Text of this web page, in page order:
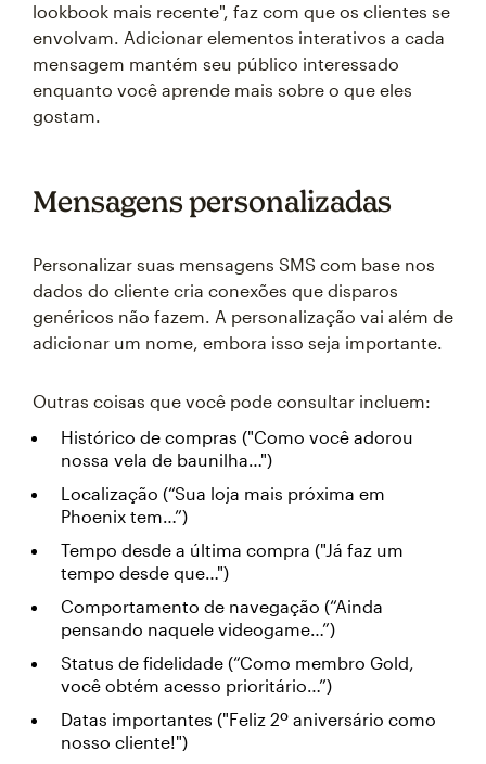
lookbook mais recente", faz com que os clientes se
envolvam. Adicionar elementos interativos a cada
mensagem mantém seu público interessado
enquanto você aprende mais sobre o que eles
gostam.
Mensagens personalizadas
Personalizar suas mensagens SMS com base nos
dados do cliente cria conexões que disparos
genéricos não fazem. A personalização vai além de
adicionar um nome, embora isso seja importante.
Outras coisas que você pode consultar incluem:
Histórico de compras ("Como você adorou
nossa vela de baunilha…")
Localização (“Sua loja mais próxima em
Phoenix tem…”)
Tempo desde a última compra ("Já faz um
tempo desde que…")
Comportamento de navegação (“Ainda
pensando naquele videogame…”)
Status de fidelidade (“Como membro Gold,
você obtém acesso prioritário…”)
Datas importantes ("Feliz 2º aniversário como
nosso cliente!")